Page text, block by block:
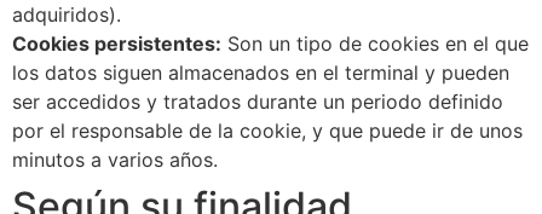
adquiridos).
Cookies persistentes: Son un tipo de cookies en el que
los datos siguen almacenados en el terminal y pueden
ser accedidos y tratados durante un periodo definido
por el responsable de la cookie, y que puede ir de unos
minutos a varios años.